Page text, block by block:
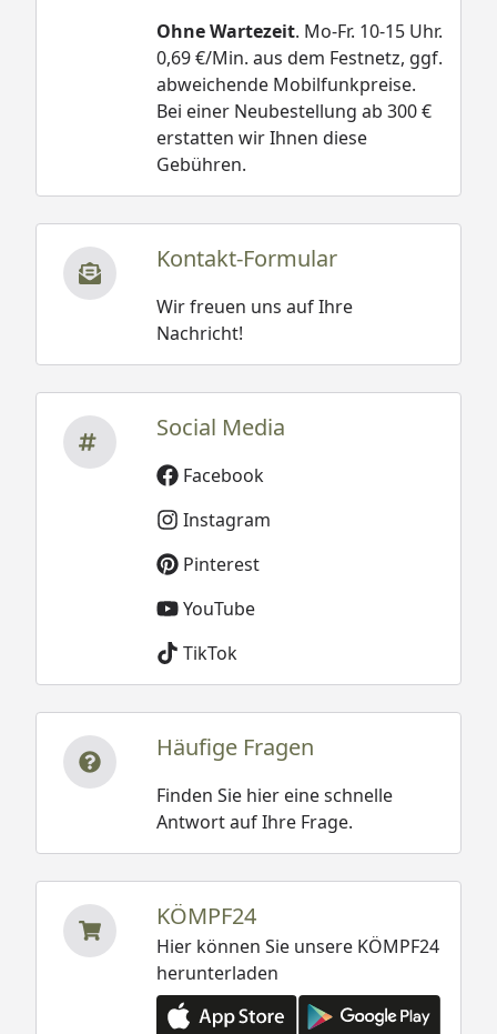
Ohne Wartezeit. Mo-Fr. 10-15 Uhr.
0,69 €/Min. aus dem Festnetz, ggf.
abweichende Mobilfunkpreise.
Bei einer Neubestellung ab 300 €
erstatten wir Ihnen diese
Gebühren.
Kontakt-Formular
Wir freuen uns auf Ihre
Nachricht!
Social Media
Facebook
Instagram
Pinterest
YouTube
TikTok
Häufige Fragen
Finden Sie hier eine schnelle
Antwort auf Ihre Frage.
KÖMPF24
Hier können Sie unsere KÖMPF24
herunterladen